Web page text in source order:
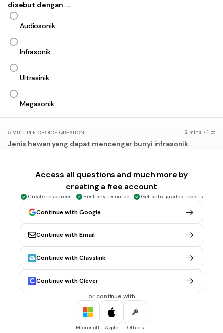
disebut dengan ....
Audiosonik
Infrasonik
Ultrasinik
Megasonik
5.MULTIPLE CHOICE QUESTION 2 mins • 1 pt
Jenis hewan yang dapat mendengar bunyi infrasonik
Kelelawar
Kambing
Jangkrik
sapi
FILL IN THE BLANKS QUESTION 2 mins • 1 pt
Ketika kita sedang menghadap cermin, ukuran asli dan
ukuran di cermin berbeda. Ukuran di cermin lebih kecil dari
ukuran asli. Cermin yang dipakai adalah cermin ...
Access all questions and much more by
creating a free account
Create resources Host any resource Get auto-graded reports
Continue with Google
Continue with Email
Continue with Classlink
Continue with Clever
or continue with
Microsoft Apple Others